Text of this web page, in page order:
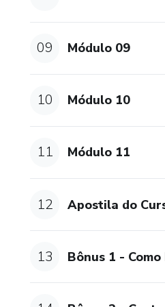
09 Módulo 09
10 Módulo 10
11 Módulo 11
12 Apostila do
13 Bônus 1 -